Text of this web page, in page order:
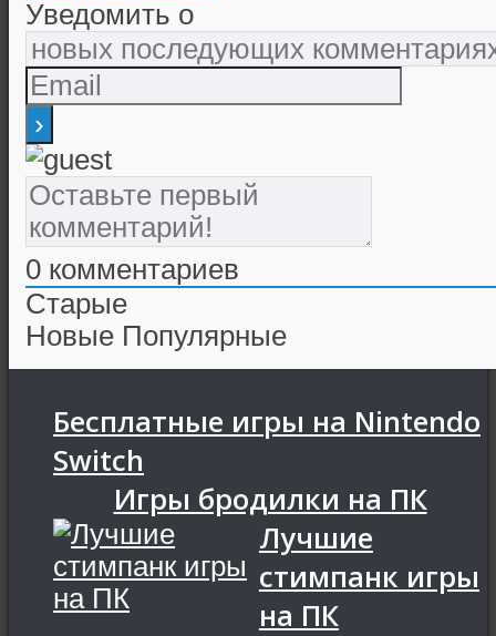
Уведомить о
0 комментариев
Старые
Новые Популярные
Бесплатные игры на Nintendo
Switch
Игры бродилки на ПК
Лучшие
стимпанк игры
на ПК